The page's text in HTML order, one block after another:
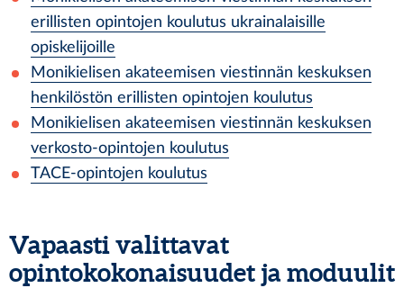
erillisten opintojen koulutus ukrainalaisille
opiskelijoille
Monikielisen akateemisen viestinnän keskuksen
henkilöstön erillisten opintojen koulutus
Monikielisen akateemisen viestinnän keskuksen
verkosto-opintojen koulutus
TACE-opintojen koulutus
Vapaasti valittavat
opintokokonaisuudet ja moduulit